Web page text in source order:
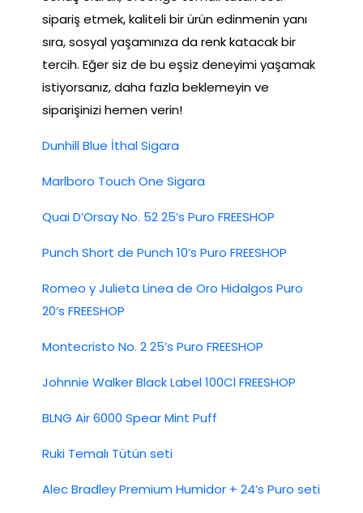
sipariş etmek, kaliteli bir ürün edinmenin yanı
sıra, sosyal yaşamınıza da renk katacak bir
tercih. Eğer siz de bu eşsiz deneyimi yaşamak
istiyorsanız, daha fazla beklemeyin ve
siparişinizi hemen verin!
Dunhill Blue İthal Sigara
Marlboro Touch One Sigara
Quai D’Orsay No. 52 25’s Puro FREESHOP
Punch Short de Punch 10’s Puro FREESHOP
Romeo y Julieta Linea de Oro Hidalgos Puro
20’s FREESHOP
Montecristo No. 2 25’s Puro FREESHOP
Johnnie Walker Black Label 100Cl FREESHOP
BLNG Air 6000 Spear Mint Puff
Ruki Temalı Tütün seti
Alec Bradley Premium Humidor + 24’s Puro seti